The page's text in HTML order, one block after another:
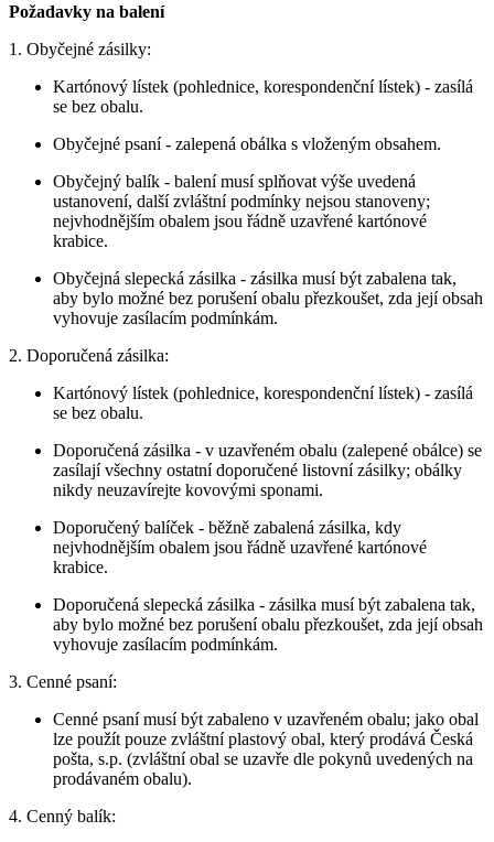
Požadavky na balení
1. Obyčejné zásilky:
Kartónový lístek (pohlednice, korespondenční lístek) - zasílá
se bez obalu.
Obyčejné psaní - zalepená obálka s vloženým obsahem.
Obyčejný balík - balení musí splňovat výše uvedená
ustanovení, další zvláštní podmínky nejsou stanoveny;
nejvhodnějším obalem jsou řádně uzavřené kartónové
krabice.
Obyčejná slepecká zásilka - zásilka musí být zabalena tak,
aby bylo možné bez porušení obalu přezkoušet, zda její obsah
vyhovuje zasílacím podmínkám.
2. Doporučená zásilka:
Kartónový lístek (pohlednice, korespondenční lístek) - zasílá
se bez obalu.
Doporučená zásilka - v uzavřeném obalu (zalepené obálce) se
zasílají všechny ostatní doporučené listovní zásilky; obálky
nikdy neuzavírejte kovovými sponami.
Doporučený balíček - běžně zabalená zásilka, kdy
nejvhodnějším obalem jsou řádně uzavřené kartónové
krabice.
Doporučená slepecká zásilka - zásilka musí být zabalena tak,
aby bylo možné bez porušení obalu přezkoušet, zda její obsah
vyhovuje zasílacím podmínkám.
3. Cenné psaní:
Cenné psaní musí být zabaleno v uzavřeném obalu; jako obal
lze použít pouze zvláštní plastový obal, který prodává Česká
pošta, s.p. (zvláštní obal se uzavře dle pokynů uvedených na
prodávaném obalu).
4. Cenný balík: